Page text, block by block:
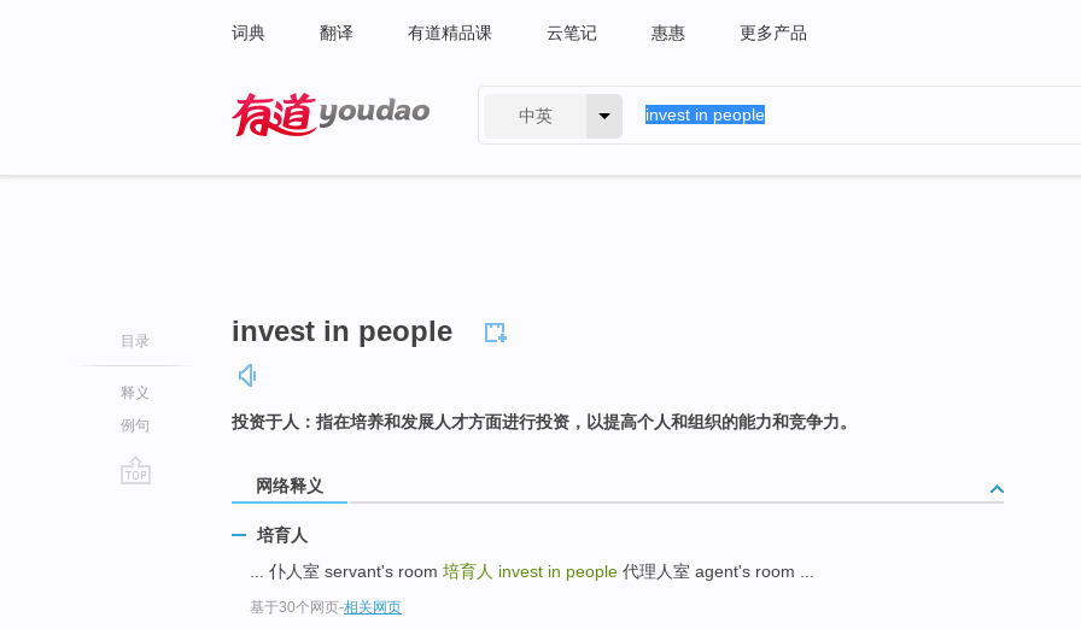
词典 翻译 有道精品课 云笔记 惠惠 更多产品
中英
目录
释义
例句
invest in people
投资于人：指在培养和发展人才方面进行投资，以提高个人和组织的能力和竞争力。
网络释义
培育人
... 仆人室 servant's room 培育人 invest in people 代理人室 agent's room ...
基于30个网页-相关网页